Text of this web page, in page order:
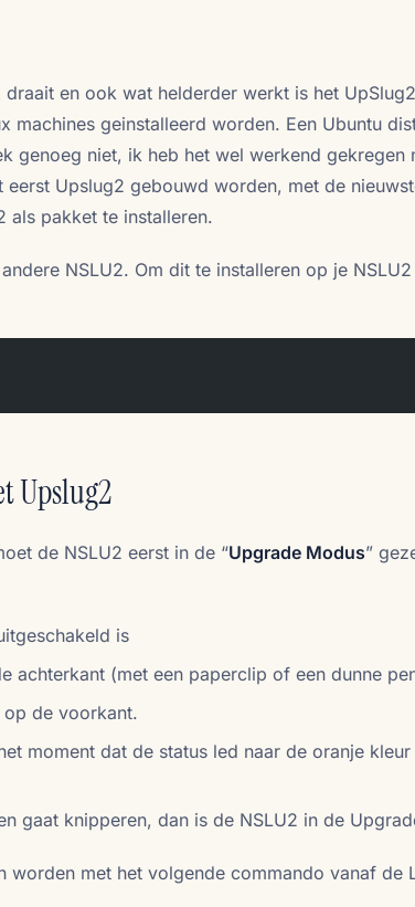
en ook wat helderder werkt is het
machines geinstalleerd worden. Een Ubuntu
genoeg niet, ik heb het wel werkend gekregen
eerst Upslug2 gebouwd worden, met de
als pakket te installeren.
NSLU2. Om dit te installeren op je
Upslug2
de NSLU2 eerst in de “Upgrade Modus”
is
achterkant (met een paperclip of een dunne
de voorkant.
moment dat de status led naar de oranje
gaat knipperen, dan is de NSLU2 in de
worden met het volgende commando vanaf de